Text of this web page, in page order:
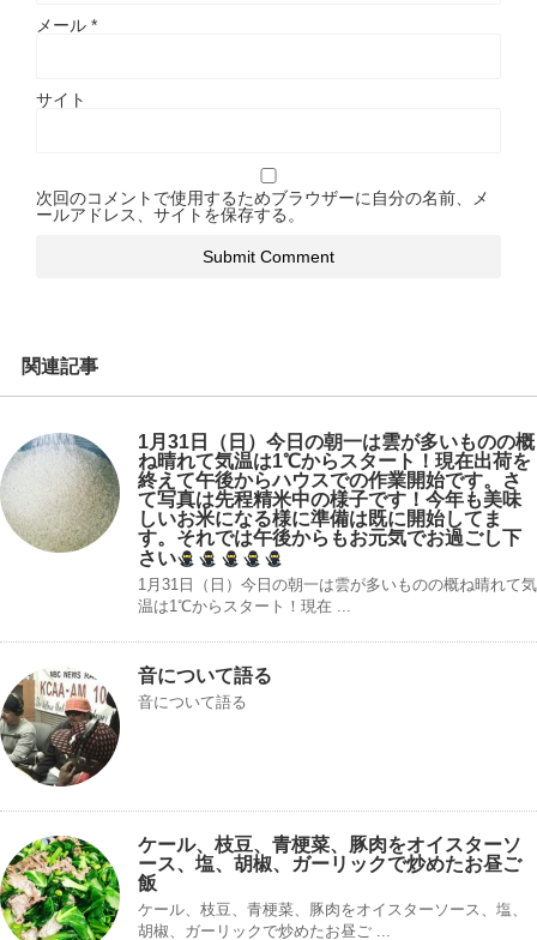
メール *
サイト
次回のコメントで使用するためブラウザーに自分の名前、メ
ールアドレス、サイトを保存する。
関連記事
1月31日（日）今日の朝一は雲が多いものの概
ね晴れて気温は1℃からスタート！現在出荷を
終えて午後からハウスでの作業開始です。さ
て写真は先程精米中の様子です！今年も美味
しいお米になる様に準備は既に開始してま
す。それでは午後からもお元気でお過ごし下
さい
1月31日（日）今日の朝一は雲が多いものの概ね晴れて気
温は1℃からスタート！現在 ...
音について語る
音について語る
ケール、枝豆、青梗菜、豚肉をオイスターソ
ース、塩、胡椒、ガーリックで炒めたお昼ご
飯
ケール、枝豆、青梗菜、豚肉をオイスターソース、塩、
胡椒、ガーリックで炒めたお昼ご ...